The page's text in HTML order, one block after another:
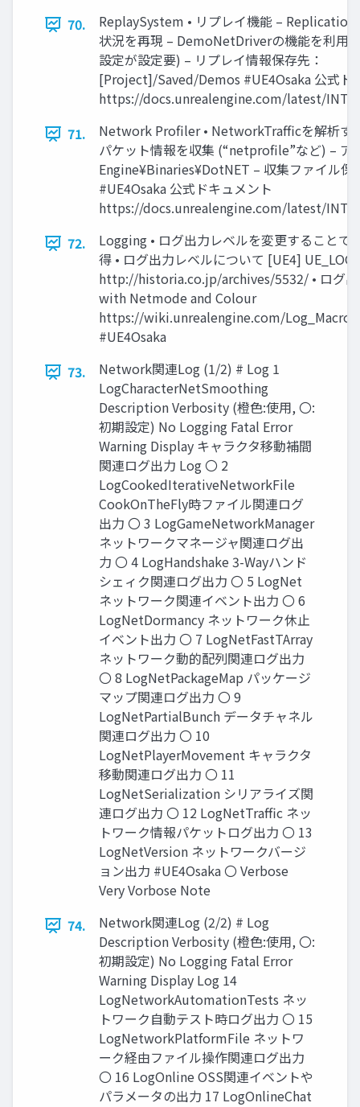
70.
ReplaySystem • リプレイ機能 – Replication
状況を再現 – DemoNetDriverの機能を利用
設定が設定要) – リプレイ情報保存先：
[Project]/Saved/Demos #UE4Osaka 公式ド
https://docs.unrealengine.com/latest/INT/
71.
Network Profiler • NetworkTrafficを解析す
パケット情報を収集 (“netprofile”など) – ア
Engine¥Binaries¥DotNET – 収集ファイル
#UE4Osaka 公式ドキュメント
https://docs.unrealengine.com/latest/
72.
Logging • ログ出力レベルを変更することで
得 • ログ出力レベルについて [UE4]
http://historia.co.jp/archives/5532/ • ログ
with Netmode and Colour
https://wiki.unrealengine.com/
#UE4Osaka
73.
Network関連Log (1/2) # Log 1
LogCharacterNetSmoothing
Description Verbosity (橙色:使用, 〇:
初期設定) No Logging Fatal Error
Warning Display キャラクタ移動補間
関連ログ出力 Log 〇 2
LogCookedIterativeNetworkFile
CookOnTheFly時ファイル関連ログ
出力 〇 3 LogGameNetworkManager
ネットワークマネージャ関連ログ出
力 〇 4 LogHandshake 3-Wayハンド
シェィク関連ログ出力 〇 5 LogNet
ネットワーク関連イベント出力 〇 6
LogNetDormancy ネットワーク休止
イベント出力 〇 7 LogNetFastTArray
ネットワーク動的配列関連ログ出力
〇 8 LogNetPackageMap パッケージ
マップ関連ログ出力 〇 9
LogNetPartialBunch データチャネル
関連ログ出力 〇 10
LogNetPlayerMovement キャラクタ
移動関連ログ出力 〇 11
LogNetSerialization シリアライズ関
連ログ出力 〇 12 LogNetTraffic ネッ
トワーク情報パケットログ出力 〇 13
LogNetVersion ネットワークバージ
ョン出力 #UE4Osaka 〇 Verbose
Very Vorbose Note
74.
Network関連Log (2/2) # Log
Description Verbosity (橙色:使用, 〇:
初期設定) No Logging Fatal Error
Warning Display Log 14
LogNetworkAutomationTests ネッ
トワーク自動テスト時ログ出力 〇 15
LogNetworkPlatformFile ネットワ
ーク経由ファイル操作関連ログ出力
〇 16 LogOnline OSS関連イベントや
パラメータの出力 17 LogOnlineChat